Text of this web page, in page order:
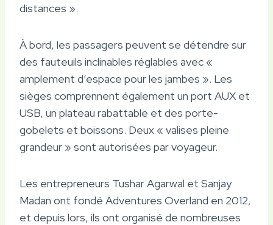
distances ».
À bord, les passagers peuvent se détendre sur
des fauteuils inclinables réglables avec «
amplement d’espace pour les jambes ». Les
sièges comprennent également un port AUX et
USB, un plateau rabattable et des porte-
gobelets et boissons. Deux « valises pleine
grandeur » sont autorisées par voyageur.
Les entrepreneurs Tushar Agarwal et Sanjay
Madan ont fondé Adventures Overland en 2012,
et depuis lors, ils ont organisé de nombreuses